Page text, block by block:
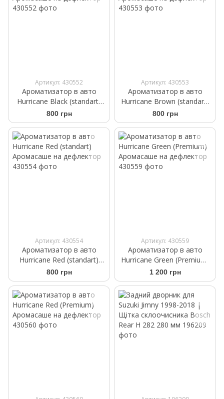
Артикул: 430552
Ароматизатор в авто
Hurricane Black (standart)
Аромасаше на дефлектор
800 грн
Артикул: 430553
Ароматизатор в авто
Hurricane Brown (standart)
Аромасаше на дефлектор
800 грн
Артикул: 430554
Ароматизатор в авто
Hurricane Red (standart)
Аромасаше на дефлектор
800 грн
Артикул: 430559
Ароматизатор в авто
Hurricane Green (Premium)
Аромасаше на дефлектор
1 200 грн